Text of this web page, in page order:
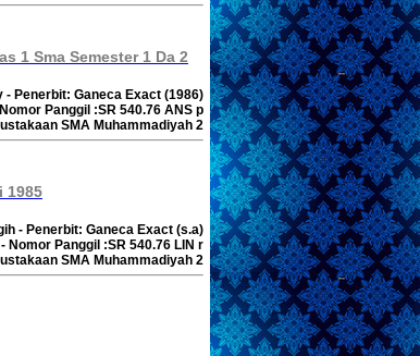
1 Sma Semester 1 Da 2
Penerbit: Ganeca Exact (1986)
Panggil :SR 540.76 ANS p
SMA Muhammadiyah 2
1985
- Penerbit: Ganeca Exact (s.a)
Nomor Panggil :SR 540.76 LIN r
SMA Muhammadiyah 2